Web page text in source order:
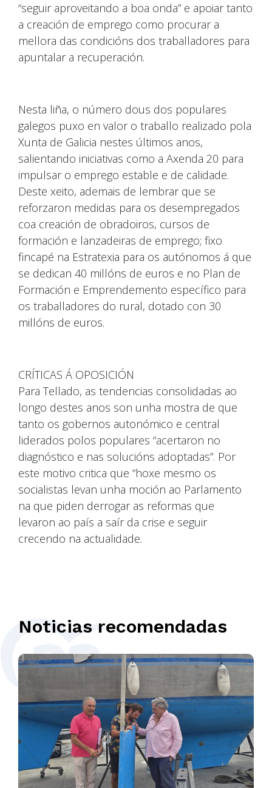
“seguir aproveitando a boa onda” e apoiar tanto
a creación de emprego como procurar a
mellora das condicións dos traballadores para
apuntalar a recuperación.
Nesta liña, o número dous dos populares
galegos puxo en valor o traballo realizado pola
Xunta de Galicia nestes últimos anos,
salientando iniciativas como a Axenda 20 para
impulsar o emprego estable e de calidade.
Deste xeito, ademais de lembrar que se
reforzaron medidas para os desempregados
coa creación de obradoiros, cursos de
formación e lanzadeiras de emprego; fixo
fincapé na Estratexia para os autónomos á que
se dedican 40 millóns de euros e no Plan de
Formación e Emprendemento específico para
os traballadores do rural, dotado con 30
millóns de euros.
CRÍTICAS Á OPOSICIÓN
Para Tellado, as tendencias consolidadas ao
longo destes anos son unha mostra de que
tanto os gobernos autonómico e central
liderados polos populares “acertaron no
diagnóstico e nas solucións adoptadas”. Por
este motivo critica que “hoxe mesmo os
socialistas levan unha moción ao Parlamento
na que piden derrogar as reformas que
levaron ao país a saír da crise e seguir
crecendo na actualidade.
Noticias recomendadas